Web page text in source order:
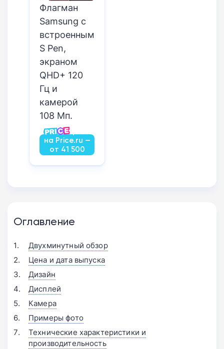
Флагман
Samsung с
встроенным
S Pen,
экраном
QHD+ 120
Гц и
камерой
108 Мп.
Посмотреть
на Price.ru —
от 41 500
руб.
Оглавление
Двухминутный обзор
Цена и дата выпуска
Дизайн
Дисплей
Камера
Примеры фото
Технические характеристики и
производительность